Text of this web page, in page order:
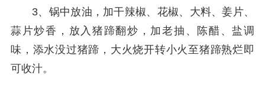
3、锅中放油，加干辣椒、花椒、大料、姜片、
蒜片炒香，放入猪蹄翻炒，加老抽、陈醋、盐调
味，添水没过猪蹄，大火烧开转小火至猪蹄熟烂即
可收汁。